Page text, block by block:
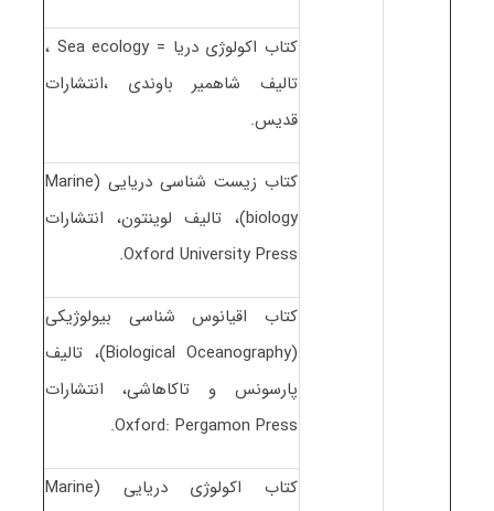
کتاب اکولوژی دریا = Sea ecology ،
تالیف شاهمیر باوندی ،انتشارات
قدیس.
کتاب زیست شناسی دریایی (Marine
biology)، تالیف لوینتون، انتشارات
Oxford University Press.
کتاب اقیانوس شناسی بیولوژیکی
(Biological Oceanography)، تالیف
پارسونس و تاکاهاشی، انتشارات
Oxford: Pergamon Press.
کتاب اکولوژی دریایی (Marine